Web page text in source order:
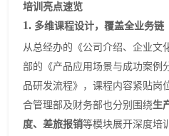
培训亮点速览
1. 多维课程设计，覆盖全业务链
从总经办的《公司介绍、 企业文
部的《产品应用场景与成功案例
品研发流程》，课程内容紧贴岗
合管理部及财务部也分别围绕生
度、差旅报销等模块展开深度培